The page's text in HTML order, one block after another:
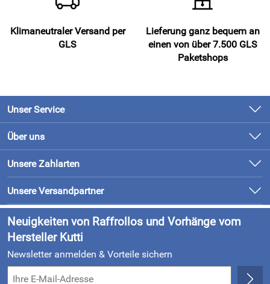
Klimaneutraler Versand per
GLS
Lieferung ganz bequem an
einen von über 7.500 GLS
Paketshops
Unser Service
Kontakt
Newsletter
Retourenabwicklung
Lieferung & Bezahlung
Kundenlogin
Über uns
Unsere Bestseller
Marken
Neu
Unsere Zahlarten
Unsere Versandpartner
Neuigkeiten von Raffrollos und Vorhänge vom
Hersteller Kutti
Newsletter anmelden & Vorteile sichern